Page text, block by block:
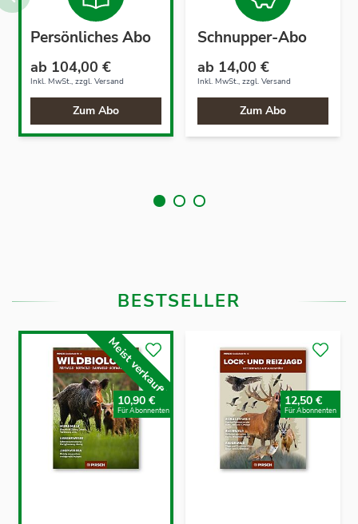
Persönliches Abo
ab 104,00 €
Inkl. MwSt., zzgl. Versand
Zum Abo
Schnupper-Abo
ab 14,00 €
Inkl. MwSt., zzgl. Versand
Zum Abo
BESTSELLER
Meist verkauft!
10,90 €
Für Abonnenten
12,50 €
Für Abonnenten